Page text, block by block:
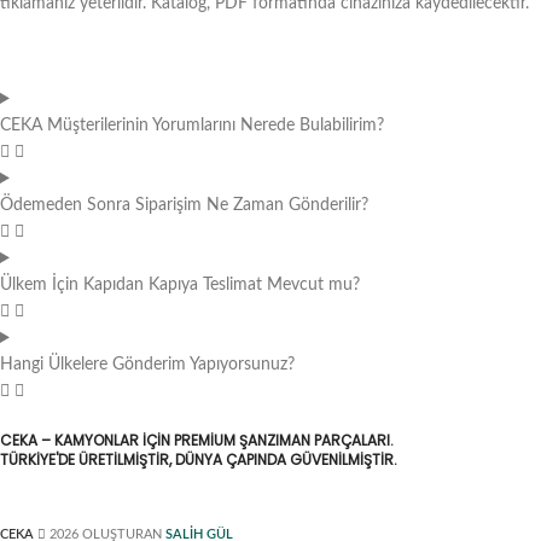
tıklamanız yeterlidir. Katalog, PDF formatında cihazınıza kaydedilecektir.
CEKA Müşterilerinin Yorumlarını Nerede Bulabilirim?
Ödemeden Sonra Siparişim Ne Zaman Gönderilir?
Ülkem İçin Kapıdan Kapıya Teslimat Mevcut mu?
Hangi Ülkelere Gönderim Yapıyorsunuz?
CEKA – KAMYONLAR IÇIN PREMIUM ŞANZIMAN PARÇALARI.
TÜRKIYE'DE ÜRETILMIŞTIR, DÜNYA ÇAPINDA GÜVENILMIŞTIR.
CEKA 2026 OLUŞTURAN SALİH GÜL